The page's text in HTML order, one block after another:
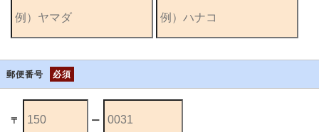
郵便番号 必須
〒 ー